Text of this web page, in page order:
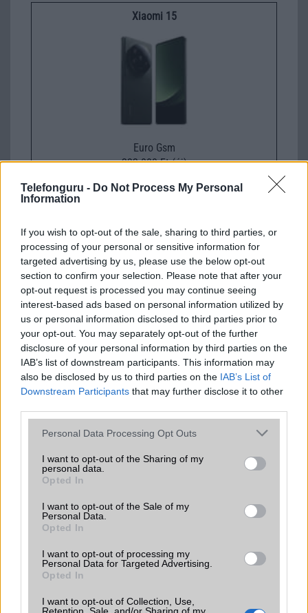
Telefonguru - Do Not Process My Personal
Information
If you wish to opt-out of the sale, sharing to third parties, or
processing of your personal or sensitive information for
targeted advertising by us, please use the below opt-out
section to confirm your selection. Please note that after your
opt-out request is processed you may continue seeing
interest-based ads based on personal information utilized by
us or personal information disclosed to third parties prior to
your opt-out. You may separately opt-out of the further
disclosure of your personal information by third parties on the
IAB’s list of downstream participants. This information may
also be disclosed by us to third parties on the IAB’s List of
Downstream Participants that may further disclose it to other
Please note that this website/app uses one or more Google
not limited to your visit or usage behaviour. You may click to
grant or deny consent to Google and its third-party tags to
use your data for below specified purposes in below Google
consent section.
Personal Data Processing Opt Outs
I want to opt-out of the Sharing of my
personal data.
Opted In
I want to opt-out of the Sale of my
Personal Data.
Opted In
I want to opt-out of processing my
Personal Data for Targeted Advertising.
Opted In
I want to opt-out of Collection, Use,
Xiaomi 15
Euro Gsm
232.000 Ft (új)
Euro Gsm
224.000 Ft (új)
Samsung Galaxy S25
Euro Gsm
Teszten a Snapdragon 845 samsungos